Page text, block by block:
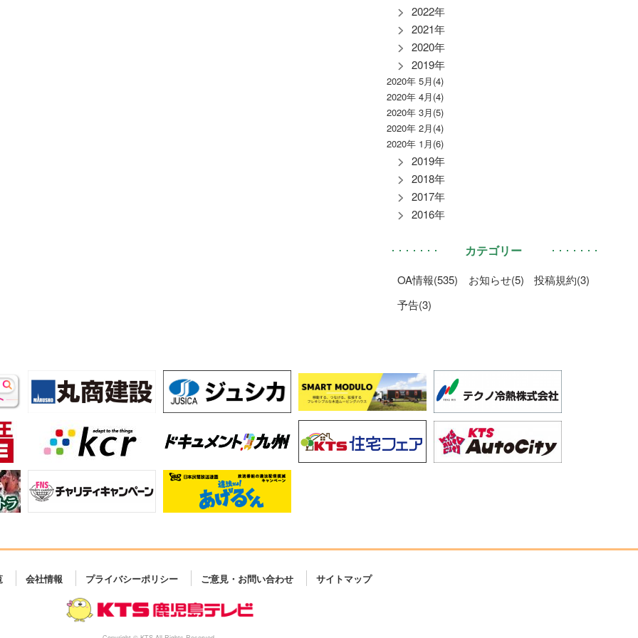
2022年
2021年
2020年
2019年
2020年 5月(4)
2020年 4月(4)
2020年 3月(5)
2020年 2月(4)
2020年 1月(6)
2019年
2018年
2017年
2016年
カテゴリー
OA情報(535) お知らせ(5)
投稿規約(3)
予告(3)
会社情報 プライバシーポリシー ご意見・お問い合わせ サイトマップ